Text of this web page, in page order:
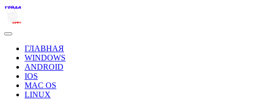
ГЛАВНАЯ
WINDOWS
ANDROID
IOS
MAC OS
LINUX